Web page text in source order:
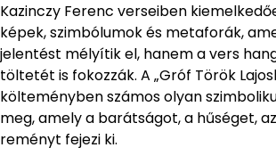
Kazinczy Ferenc verseiben
képek, szimbólumok és metaforák,
jelentést mélyítik el, hanem a vers
töltetét is fokozzák. A „Gróf Török
költeményben számos olyan
meg, amely a barátságot, a hűséget,
reményt fejezi ki.